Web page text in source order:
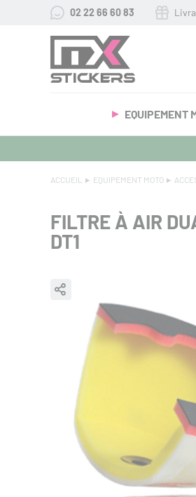
02 22 66 60 83
EQUIPEMENT
ACCUEIL EQUIPEMENT MOTO
FILTRE À AIR
DT1